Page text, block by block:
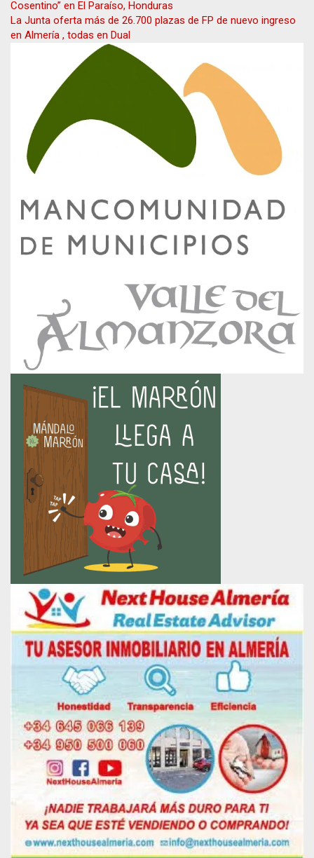
de
entradas
Cosentino” en El Paraíso, Honduras
La Junta oferta más de 26.700 plazas de FP de nuevo ingreso
en Almería , todas en Dual